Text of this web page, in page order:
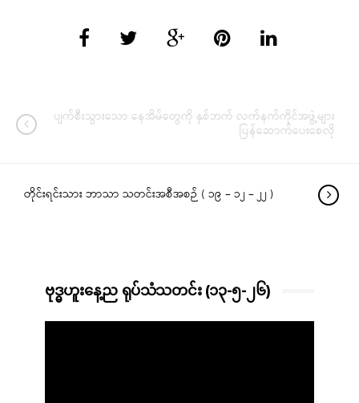
ပျက်စီးသွားသော နေအိမ်တွေကို နှစ်ဘက် လက်နက်ကိုင်အဖွဲ့များ
ပြန်ဆောက်ပေးစေလို
တိုင်းရင်းသား ဘာသာ သတင်းအစီအစဉ် ( ၁၉ – ၁၂ – ၂၂ )
ဗုဒ္ဓဟူးနေ့ည ရုပ်သံသတင်း (၁၃-၅-၂၆)